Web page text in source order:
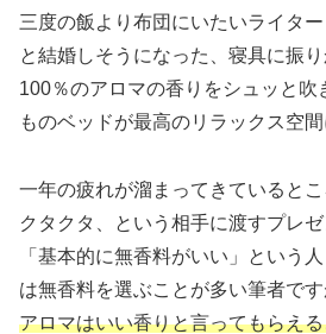
三度の飯より布団にいたいライタ
と結婚しそうになった、寝具に振
100％のアロマの香りをシュッと吹
ものベッドが最高のリラックス空間
一年の疲れが溜まってきていると
クタクタ、という相手に渡すプレゼ
「基本的に無香料がいい」という
は無香料を選ぶことが多い筆者です
アロマはいい香りと言ってもらえ